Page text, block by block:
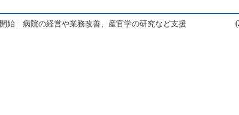
始 病院の経営や業務改善、産官学の研究など支援